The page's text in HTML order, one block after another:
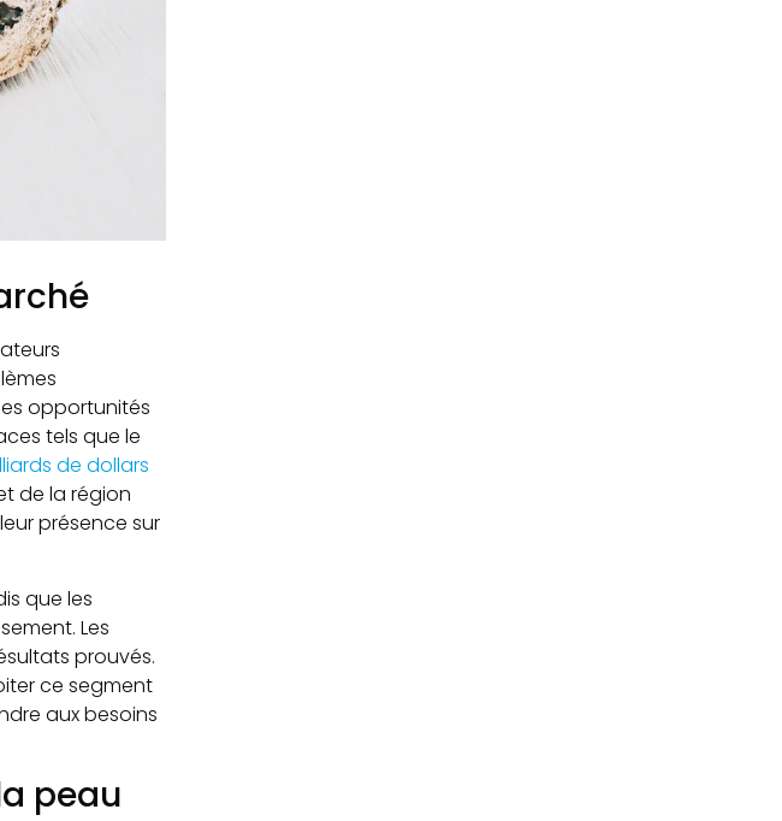
opportunités
tels que le
de dollars
de la région
présence sur
que les
Les
prouvés.
ce segment
aux besoins
peau